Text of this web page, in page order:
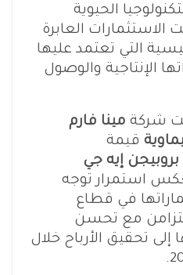
الحيوية
الاستثمارات العابرة
التي تعتمد عليها
الإنتاجية والوصول
شركة مينا فارم
قيمة
بروبيجن إيه جي
استمرار توجه
في قطاع
مع تحسن
إلى تحقيق الأرباح خلال